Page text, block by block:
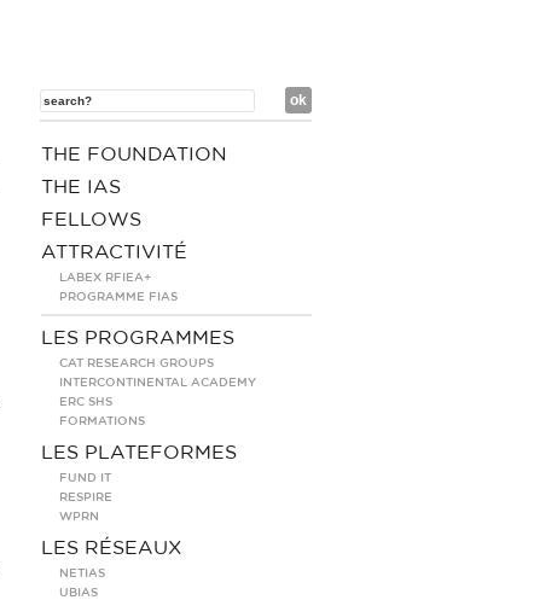
THE FOUNDATION
THE IAS
FELLOWS
ATTRACTIVITÉ
LABEX RFIEA+
PROGRAMME FIAS
LES PROGRAMMES
CAT RESEARCH GROUPS
INTERCONTINENTAL ACADEMY
ERC SHS
FORMATIONS
LES PLATEFORMES
FUND IT
RESPIRE
WPRN
LES RÉSEAUX
NETIAS
UBIAS